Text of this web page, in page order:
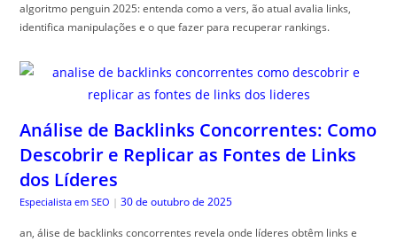
algoritmo penguin 2025: entenda como a vers, ão atual avalia links,
identifica manipulações e o que fazer para recuperar rankings.
Análise de Backlinks Concorrentes: Como
Descobrir e Replicar as Fontes de Links
dos Líderes
Especialista em SEO | 30 de outubro de 2025
an, álise de backlinks concorrentes revela onde líderes obtêm links e